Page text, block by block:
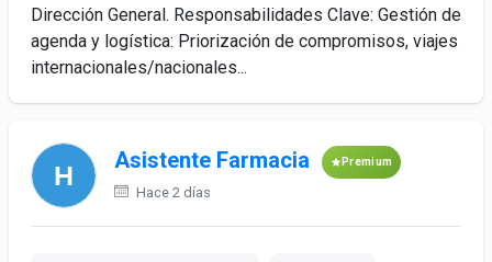
Dirección General. Responsabilidades Clave: Gestión de
agenda y logística: Priorización de compromisos, viajes
internacionales/nacionales...
Asistente Farmacia Premium
Hace 2 días